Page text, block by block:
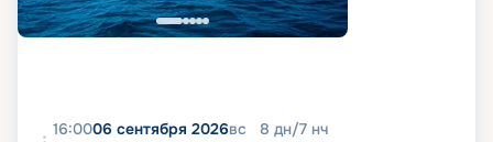
16:0006 сентября 2026вс 8 дн/7 нч